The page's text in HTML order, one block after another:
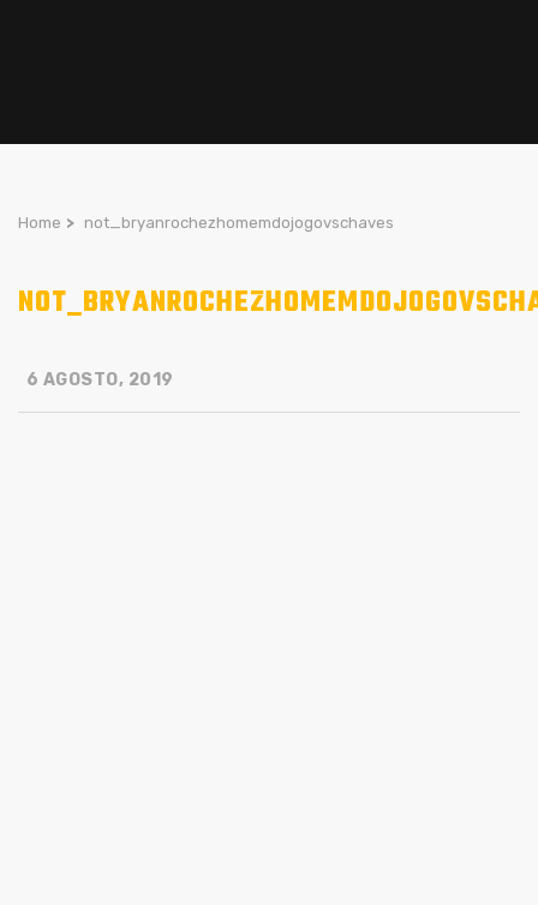
Home > not_bryanrochezhomemdojogovschaves
6 AGOSTO, 2019